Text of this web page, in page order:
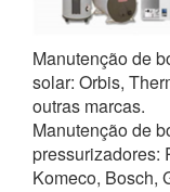
Manutenção de
solar: Orbis,
outras marcas.
Manutenção de
pressurizadores:
Komeco, Bosch,